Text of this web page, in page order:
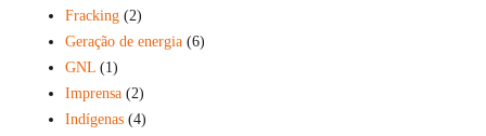
Fracking (2)
Geração de energia (6)
GNL (1)
Imprensa (2)
Indígenas (4)